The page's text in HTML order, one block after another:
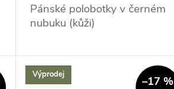
Pánské polobotky v černém
nubuku (kůži)
Výprodej –17 %